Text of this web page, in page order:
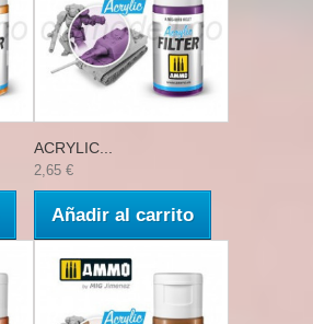
ACRYLIC...
2,65 €
Añadir al carrito